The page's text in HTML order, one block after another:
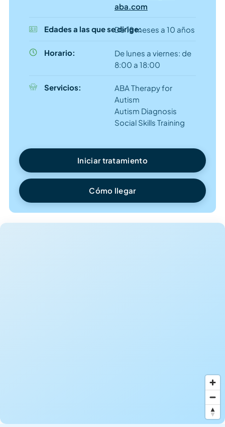
aba.com
Edades a las que se dirige:De 18 meses a 10 años
Horario:
De lunes a viernes: de
8:00 a 18:00
Servicios:
ABA Therapy for
Autism
Autism Diagnosis
Social Skills Training
Iniciar tratamiento
Cómo llegar